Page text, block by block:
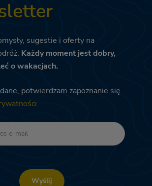
sugestie i oferty na
Każdy moment jest dobry,
o wakacjach.
dane, potwierdzam zapoznanie się
Wyślij